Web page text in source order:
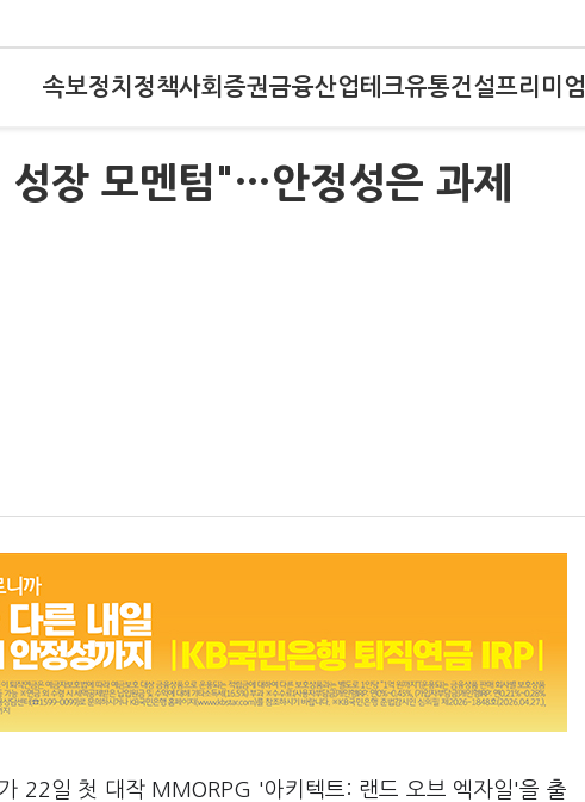
속보정치 정책사회 증권금융산업테크유통건설프리미엄
장 모멘텀"…안정성은 과제
22일 첫 대작 MMORPG '아키텍트: 랜드 오브 엑자일'을 출